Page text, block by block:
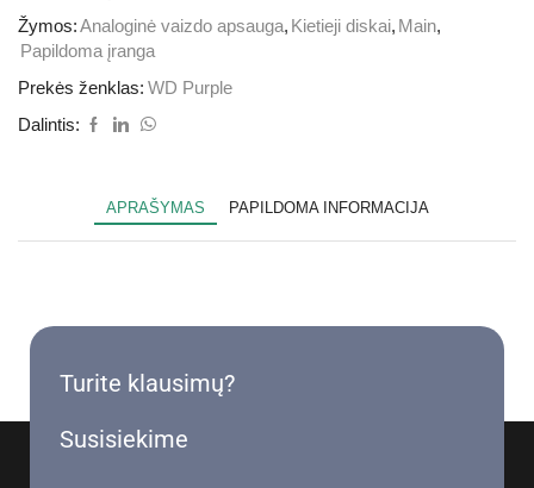
Žymos:Analoginė vaizdo apsauga, Kietieji diskai, Main,
Papildoma įranga
Prekės ženklas: WD Purple
Dalintis:
APRAŠYMAS PAPILDOMA INFORMACIJA
Turite klausimų?
Susisiekime